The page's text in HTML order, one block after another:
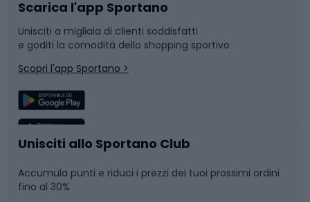
Bushcraft
Corsa
Sport di squadra
Caschi da ciclismo
Skitouring
Slitte e slittini
Snowboard
Camminata nordica
Nuoto
Pattinaggio
Scarica l'app Sportano
Unisciti a migliaia di clienti soddisfatti
e goditi la comodità dello shopping sportivo
Scopri l'app Sportano >
Unisciti allo Sportano Club
Accumula punti e riduci i prezzi dei tuoi prossimi ordini
fino al 30%